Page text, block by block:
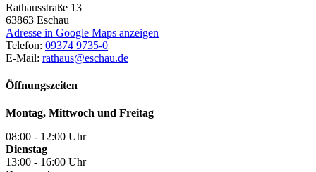
Rathausstraße 13
63863 Eschau
Adresse in Google Maps anzeigen
Telefon: 09374 9735-0
E-Mail: rathaus@eschau.de
Öffnungszeiten
Montag, Mittwoch und Freitag
08:00 - 12:00 Uhr
Dienstag
13:00 - 16:00 Uhr